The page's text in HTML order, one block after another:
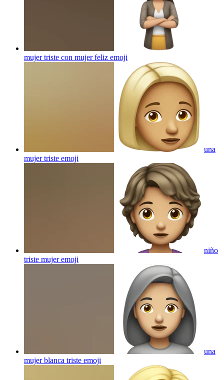
mujer triste con mujer feliz emoji
una
mujer triste emoji
niño
triste mujeremoji
una
mujer blanca triste emoji